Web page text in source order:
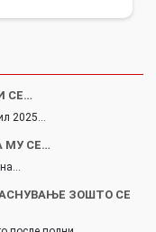
СЕ…
2025…
МУ СЕ…
ЗОШТО СЕ